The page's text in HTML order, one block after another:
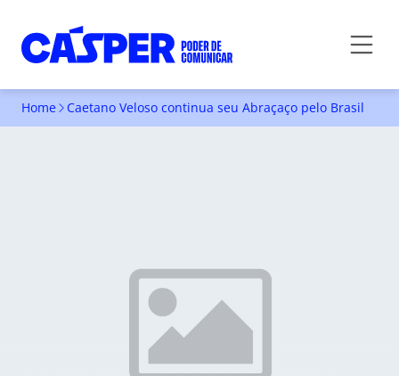
Home Caetano Veloso continua seu Abraçaço pelo Brasil